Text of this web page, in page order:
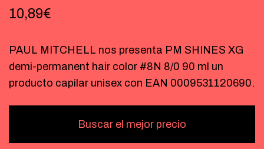
10,89€
PAUL MITCHELL nos presenta PM SHINES XG
demi-permanent hair color #8N 8/0 90 ml un
producto capilar unisex con EAN 0009531120690.
Buscar el mejor precio